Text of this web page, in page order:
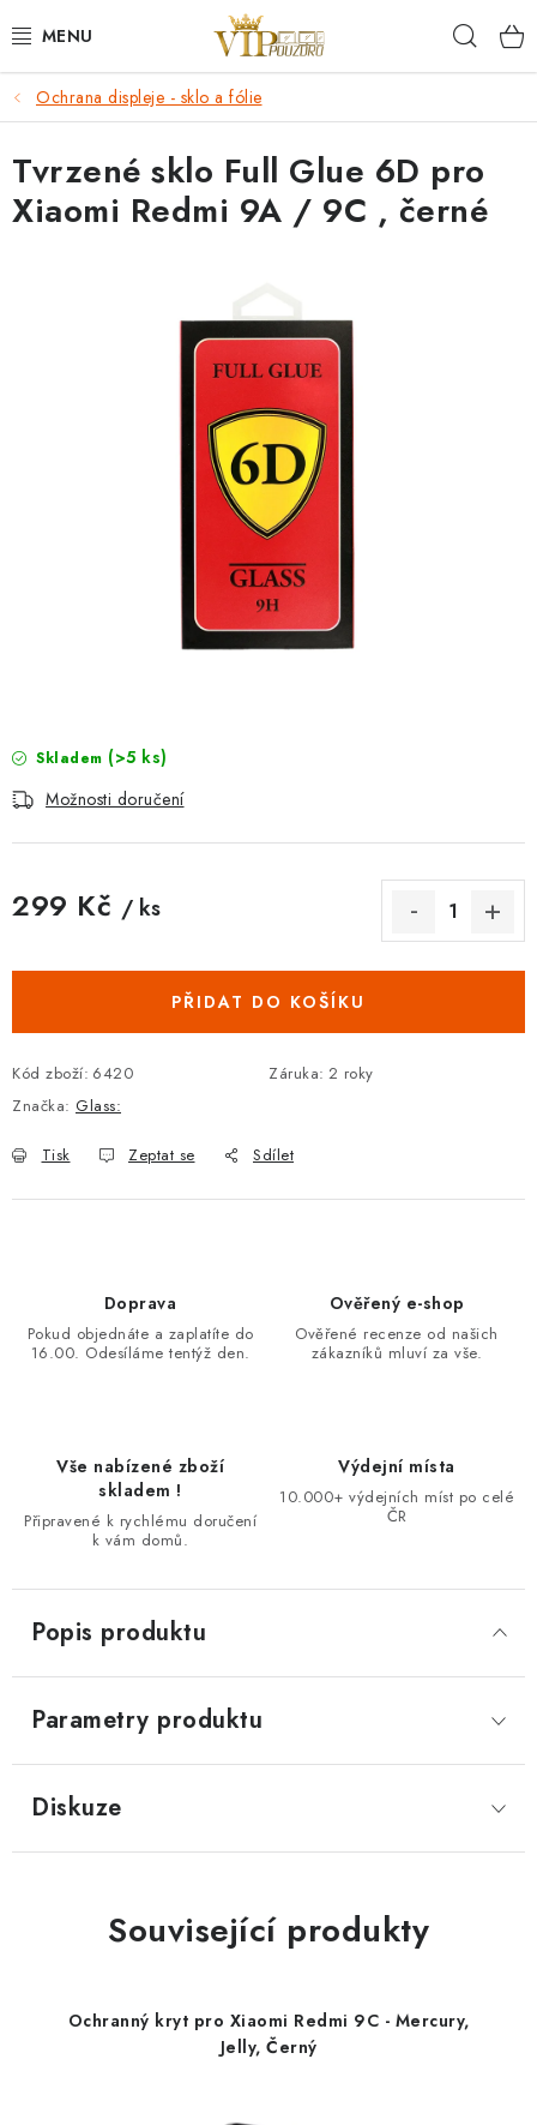
na
KRYTY NA MOBIL.
OCHRANA DISPLEJE - SKLO A FÓLIE
KABELY A NABÍJEČKY
DRŽÁKY A STOJÁNKY
BRAŠNY NA NOTEBOOKY
POUZDRA, OBALY NA APPLE AIRPODS
OCHRANA OSOBNÍCH ÚDAJŮ
HODNOCENÍ OBCHODU
VRÁCENÍ ZBOŽÍ A REKLAMACE
Ochrana displeje - sklo a fólie
Skladem (>5 ks)
Možnosti doručení
299 Kč / ks
PŘIDAT DO KOŠÍKU
Kód zboží: 6420 Záruka: 2 roky
Značka: Glass:
Tisk Zeptat se Sdílet
Tvrzené sklo Full Glue 6D pro
Xiaomi Redmi 9A / 9C , černé
Doprava
Pokud objednáte a zaplatíte do
16.00. Odesíláme tentýž den.
Ověřený e-shop
Ověřené recenze od našich
zákazníků mluví za vše.
Vše nabízené zboží
skladem !
Připravené k rychlému doručení
k vám domů.
Výdejní místa
10.000+ výdejních míst po celé
ČR
Popis produktu
Parametry produktu
Diskuze
Související produkty
Ochranný kryt pro Xiaomi Redmi 9C - Mercury,
Jelly, Černý